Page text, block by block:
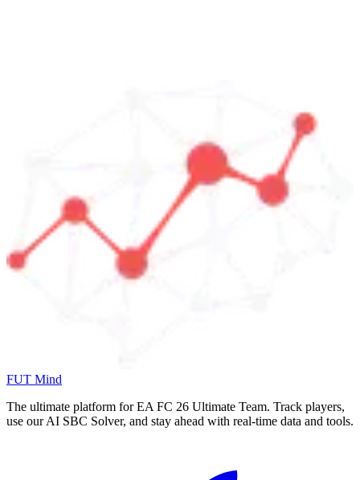
FUT Mind
The ultimate platform for EA FC 26 Ultimate Team. Track players,
use our AI SBC Solver, and stay ahead with real-time data and tools.